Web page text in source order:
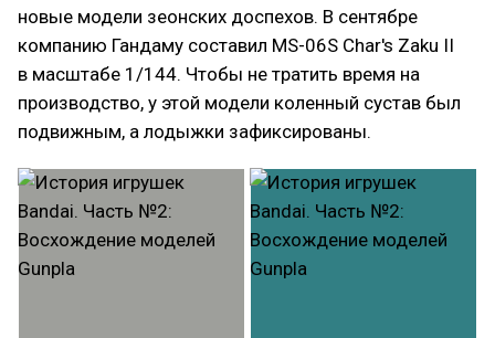
новые модели зеонских доспехов. В сентябре
компанию Гандаму составил MS-06S Char's Zaku II
в масштабе 1/144. Чтобы не тратить время на
производство, у этой модели коленный сустав был
подвижным, а лодыжки зафиксированы.